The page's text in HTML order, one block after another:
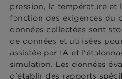
pression, la température et
fonction des exigences du
données collectées sont
de données et utilisées
assistée par IA et
simulation. Les données
d'établir des rapports